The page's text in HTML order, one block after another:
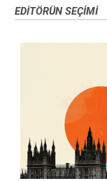
EDITÖRÜN SEÇIMI